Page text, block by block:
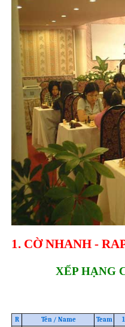
1. CỜ NHANH -
XẾP HẠNG
R Tên / Name Team 1